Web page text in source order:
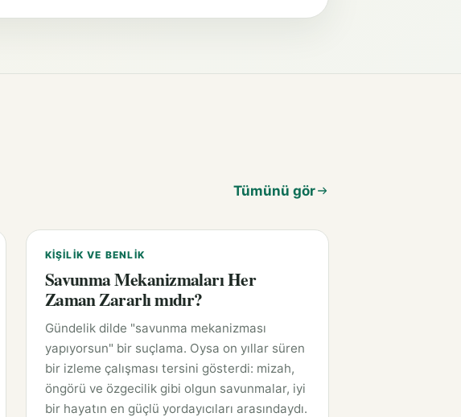
Tümünü gör
KIŞILIK VE BENLIK
Savunma Mekanizmaları Her
Zaman Zararlı mıdır?
Gündelik dilde "savunma mekanizması
yapıyorsun" bir suçlama. Oysa on yıllar süren
bir izleme çalışması tersini gösterdi: mizah,
öngörü ve özgecilik gibi olgun savunmalar, iyi
bir hayatın en güçlü yordayıcıları arasındaydı.